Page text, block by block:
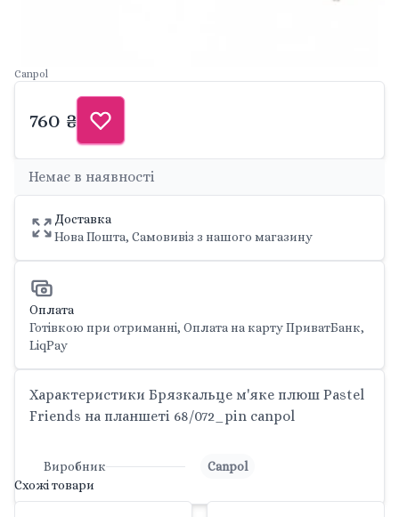
Canpol
760 ₴
Немає в наявності
Доставка
Нова Пошта, Самовивіз з нашого магазину
Оплата
Готівкою при отриманні, Оплата на карту ПриватБанк,
LiqPay
Характеристики Брязкальце м'яке плюш Pastel
Friends на планшеті 68/072_pin canpol
Виробник
Canpol
Схожі товари